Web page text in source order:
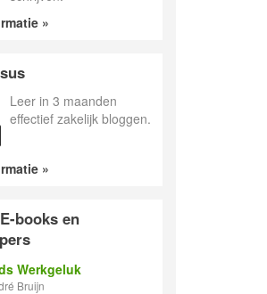
»
Leer in 3 maanden
effectief zakelijk bloggen.
»
books en
Werkgeluk
Bruijn